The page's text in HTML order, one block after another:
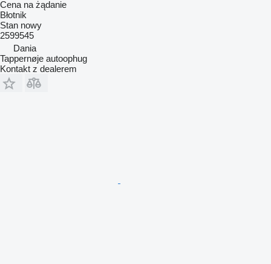
Cena na żądanie
Błotnik
Stan nowy
2599545
Dania
Tappernøje autoophug
Kontakt z dealerem